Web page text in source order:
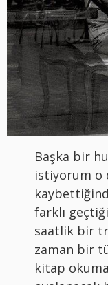
Başka bir
istiyorum o
farklı
saatlik bir
zaman bir
kitap